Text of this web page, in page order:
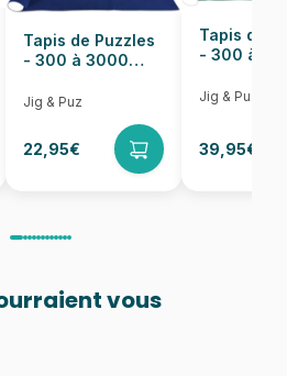
Tapis de Puzzles
- 300 à 3000
Jig & Puz
22,95€
Tapis de
- 300 à
Jig & Puz
39,95€
vous